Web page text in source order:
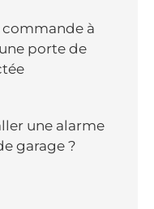
à
porte de
une alarme
garage ?